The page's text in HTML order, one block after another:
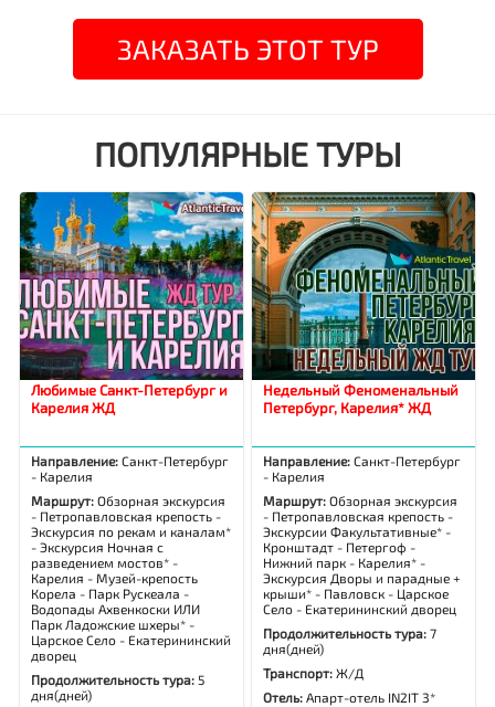
ЗАКАЗАТЬ ЭТОТ ТУР
ПОПУЛЯРНЫЕ ТУРЫ
Любимые Санкт-Петербург и
Карелия ЖД
Направление:Санкт-Петербург
- Карелия
Маршрут:Обзорная экскурсия
- Петропавловская крепость -
Экскурсия по рекам и каналам*
- Экскурсия Ночная с
разведением мостов* -
Карелия - Музей-крепость
Корела - Парк Рускеала -
Водопады Ахвенкоски ИЛИ
Парк Ладожские шхеры* -
Царское Село - Екатерининский
дворец
Продолжительность тура: 5
дня(дней)
Недельный Феноменальный
Петербург, Карелия* ЖД
Направление:Санкт-Петербург
- Карелия
Маршрут:Обзорная экскурсия
- Петропавловская крепость -
Экскурсии Факультативные* -
Кронштадт - Петергоф -
Нижний парк - Карелия* -
Экскурсия Дворы и парадные +
крыши* - Павловск - Царское
Село - Екатерининский дворец
Продолжительность тура:7
дня(дней)
Транспорт:Ж/Д
Отель:Апарт-отель IN2IT 3*